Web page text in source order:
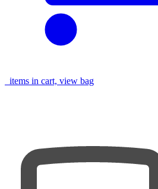
items in cart, view bag